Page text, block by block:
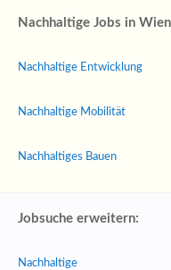
Nachhaltige Jobs in
Nachhaltige Entwicklung
Nachhaltige Mobilität
Nachhaltiges Bauen
Jobsuche erweitern:
Nachhaltige